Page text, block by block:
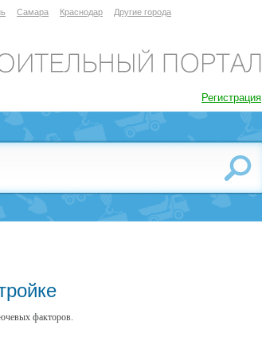
Самара Краснодар Другие города
Регистрация
факторов.